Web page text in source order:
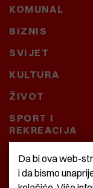
KOMUNAL
BIZNIS
SVIJET
KULTURA
ŽIVOT
SPORT I
REKREACIJA
CRNA KRONIKA
BAŠTARDINI I
Da bi ova web-
i da bismo